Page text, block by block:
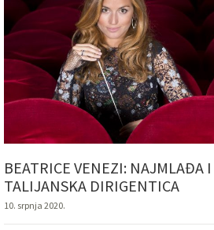
BEATRICE VENEZI: NAJMLAĐA
TALIJANSKA DIRIGENTICA
10. srpnja 2020.